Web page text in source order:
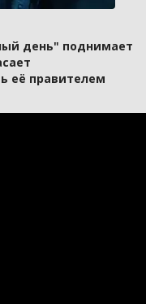
день" поднимает
её правителем